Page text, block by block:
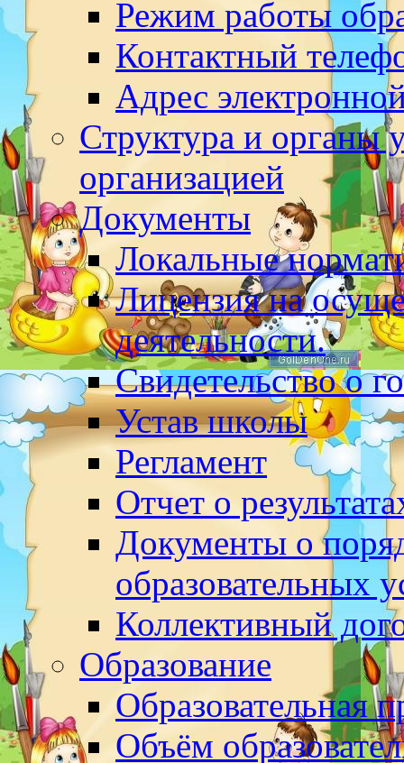
Режим работы
Контактный
Адрес
Структура и органы
организацией
Документы
Локальные
Лицензия на
деятельности.
Свидетельство о
Устав школы
Регламент
Отчет о
Документы о
образовательных
Коллективный
Образование
Образовательная
Объём